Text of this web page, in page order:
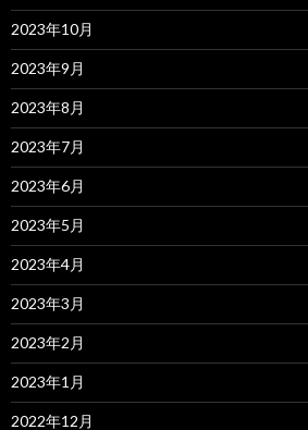
2023年10月
2023年9月
2023年8月
2023年7月
2023年6月
2023年5月
2023年4月
2023年3月
2023年2月
2023年1月
2022年12月